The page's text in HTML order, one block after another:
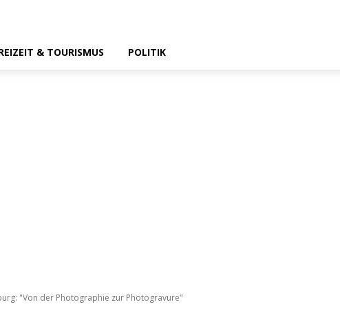
& TOURISMUS POLITIK
"Von der Photographie zur Photogravure"